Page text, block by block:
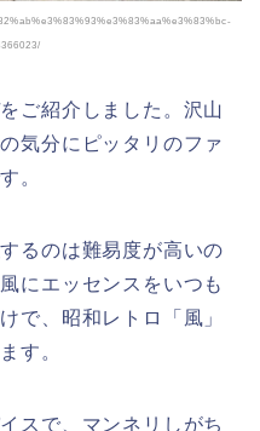
ご紹介しました。沢山
気分にピッタリのファ
。
るのは難易度が高いの
にエッセンスをいつも
で、昭和レトロ「風」
す。
スで、マンネリしがち